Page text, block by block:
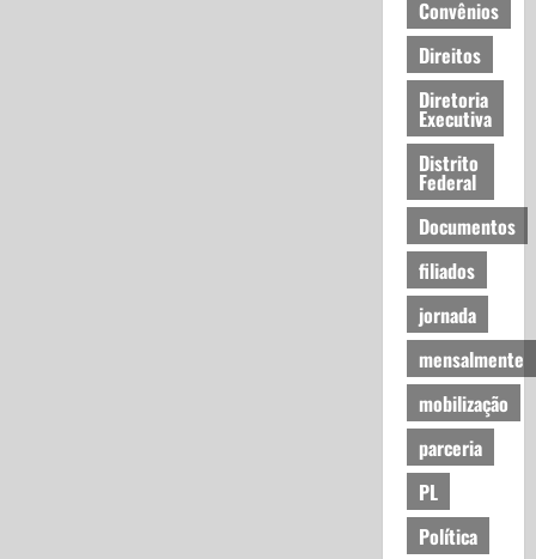
Convênios
Direitos
Diretoria
Executiva
Distrito
Federal
Documentos
filiados
jornada
mensalmente
mobilização
parceria
PL
Política